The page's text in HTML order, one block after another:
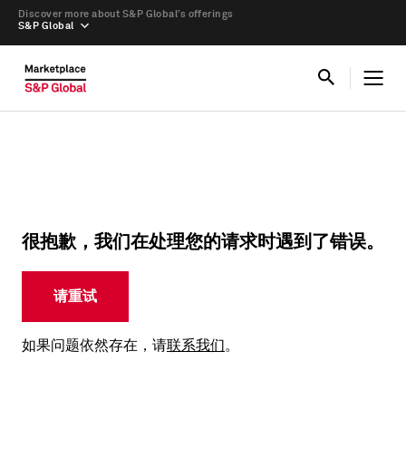
S&P Global
Discover more about S&P Global’s offerings
很抱歉，我们在处理您的请求时遇到了错误。
请重试
如果问题依然存在，请联系我们。